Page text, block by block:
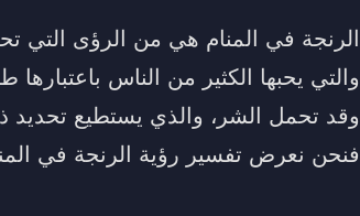
الرنجة في المنام هي من الرؤى التي
والتي يحبها الكثير من الناس
وقد تحمل الشر، والذي يستطيع تحديد
فنحن نعرض تفسير رؤية الرنجة في